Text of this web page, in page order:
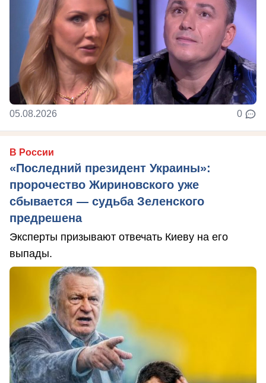
05.08.2026 0
В России
«Последний президент Украины»:
пророчество Жириновского уже
сбывается — судьба Зеленского
предрешена
Эксперты призывают отвечать Киеву на его
выпады.